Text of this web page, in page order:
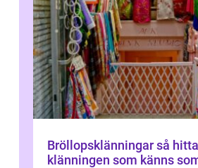
Bröllopsklänningar så hittar du
klänningen som känns